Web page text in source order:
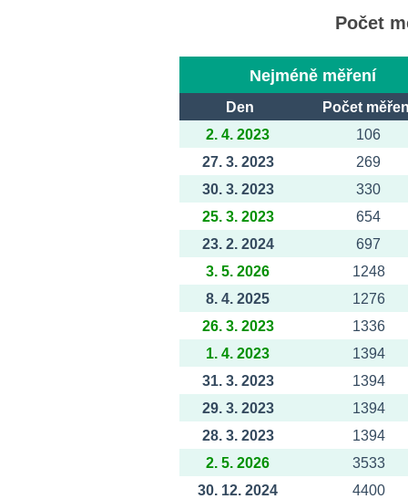
Počet
Nejméně měření
Den
Počet
2. 4. 2023
106
27. 3. 2023
269
30. 3. 2023
330
25. 3. 2023
654
23. 2. 2024
697
3. 5. 2026
1248
8. 4. 2025
1276
26. 3. 2023
1336
1. 4. 2023
1394
31. 3. 2023
1394
29. 3. 2023
1394
28. 3. 2023
1394
2. 5. 2026
3533
30. 12. 2024
4400